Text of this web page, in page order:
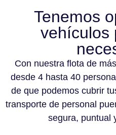
Tenemos
vehículos
Con nuestra flota de
desde 4 hasta 40
de que podemos cubrir
transporte de personal
segura, puntual